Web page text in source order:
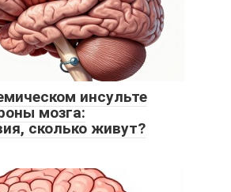
инсульте
мозга:
сколько живут?